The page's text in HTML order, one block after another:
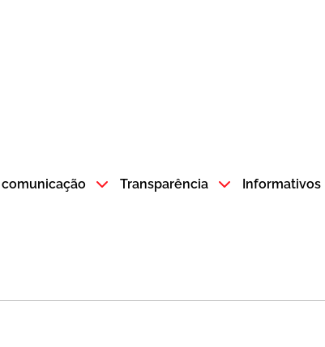
BR direciona para a página inicial
comunicação Transparência Informativos